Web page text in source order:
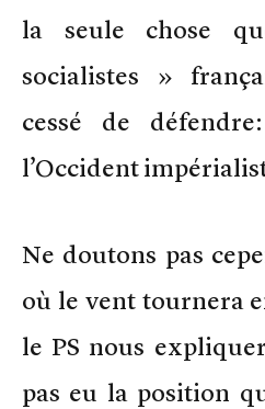
la seule chose
socialistes »
cessé de
l’Occident
Ne doutons pas
où le vent tournera
le PS nous
pas eu la position